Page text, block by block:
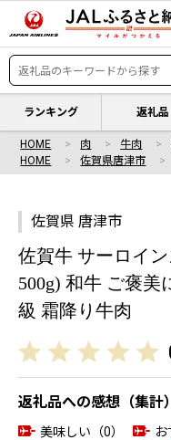
ランキング 返礼品
HOME 肉 牛肉
HOME
佐賀県唐津市
佐賀県 唐津市
佐賀牛 サーロイ
500g) 和牛 ご褒美
級 霜降り牛肉
返礼品への感想（集計）
美味しい（0）
お